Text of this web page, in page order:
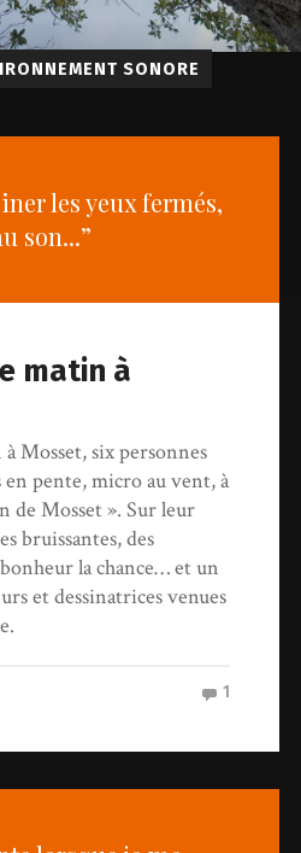
SONORE
les yeux fermés,
son...”
matin à
Mosset, six personnes
pente, micro au vent, à
de Mosset ». Sur leur
bruissantes, des
la chance… et un
et dessinatrices venues
1